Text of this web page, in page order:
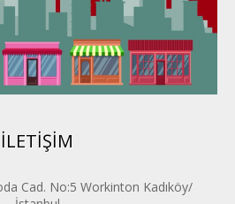
İLETİŞİM
Cad. No:5 Workinton Kadıköy/